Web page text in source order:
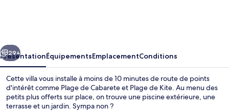
House
With
Private
Pool!
Suivant
29+
PrésentationÉquipementsEmplacementConditions
Cette villa vous installe à moins de 10 minutes de route de points
d'intérêt comme Plage de Cabarete et Plage de Kite. Au menu des
petits plus offerts sur place, on trouve une piscine extérieure, une
terrasse et un jardin. Sympa non ?